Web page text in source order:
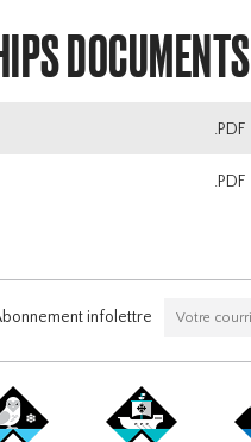
DOCUMENTS
.PDF
.PDF
infolettre